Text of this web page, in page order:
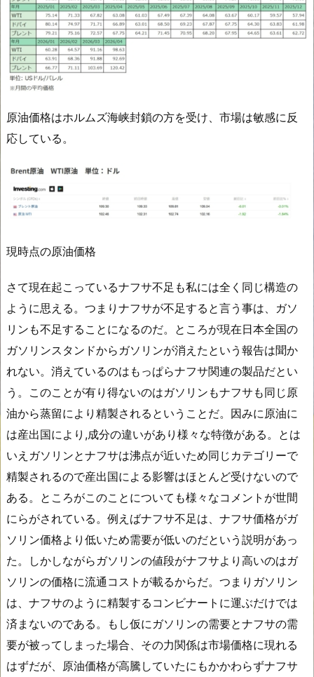
原油価格はホルムズ海峡封鎖の方を受け、市場は敏感に反
応している。
現時点の原油価格
さて現在起こっているナフサ不足も私には全く同じ構造の
ように思える。つまりナフサが不足すると言う事は、ガソ
リンも不足することになるのだ。ところが現在日本全国の
ガソリンスタンドからガソリンが消えたという報告は聞か
れない。消えているのはもっぱらナフサ関連の製品だとい
う。このことが有り得ないのはガソリンもナフサも同じ原
油から蒸留により精製されるということだ。因みに原油に
は産出国により,成分の違いがあり様々な特徴がある。とは
いえガソリンとナフサは沸点が近いため同じカテゴリーで
精製されるので産出国による影響はほとんど受けないので
ある。ところがこのことについても様々なコメントが世間
にらがされている。例えばナフサ不足は、ナフサ価格がガ
ソリン価格より低いため需要が低いのだという説明があっ
た。しかしながらガソリンの値段がナフサより高いのはガ
ソリンの価格に流通コストが載るからだ。つまりガソリン
は、ナフサのように精製するコンビナートに運ぶだけでは
済まないのである。もし仮にガソリンの需要とナフサの需
要が被ってしまった場合、その力関係は市場価格に現れる
はずだが、原油価格が高騰していたにもかかわらずナフサ